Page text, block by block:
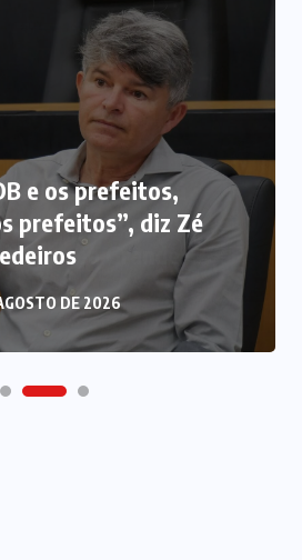
e os prefeitos,
prefeitos”, diz Zé
DE 2026